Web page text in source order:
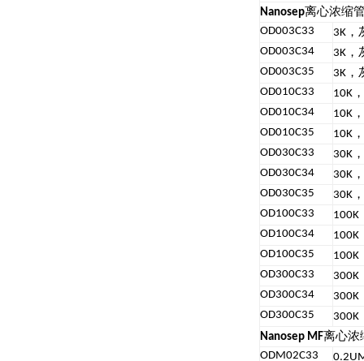
Nanosep离心浓缩
OD003C33 3K ，
OD003C34 3K ，
OD003C35 3K ，
OD010C33 10K
OD010C34 10K
OD010C35 10K
OD030C33 30K
OD030C34 30K
OD030C35 30K
OD100C33 100K
OD100C34 100K
OD100C35 100K
OD300C33 300K
OD300C34 300K
OD300C35 300K
Nanosep MF离心浓
ODM02C33